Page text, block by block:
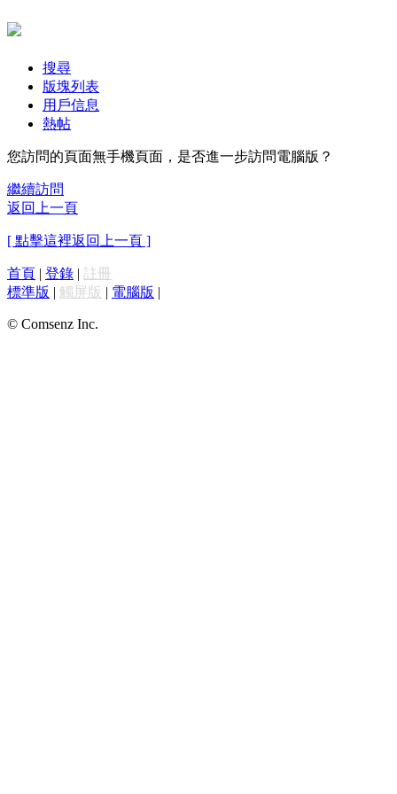
搜尋
版塊列表
用戶信息
熱帖
您訪問的頁面無手機頁面，是否進一步訪問電腦版？
繼續訪問
返回上一頁
[ 點擊這裡返回上一頁 ]
首頁 | 登錄 | 註冊
標準版 | 觸屏版 | 電腦版 |
© Comsenz Inc.